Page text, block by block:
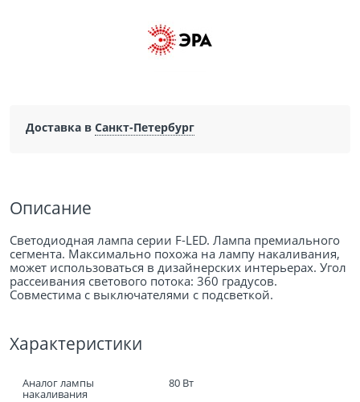
Доставка в Санкт-Петербург
Описание
Светодиодная лампа серии F-LED. Лампа премиального
сегмента. Максимально похожа на лампу накаливания,
может использоваться в дизайнерских интерьерах. Угол
рассеивания светового потока: 360 градусов.
Совместима с выключателями с подсветкой.
Характеристики
Аналог лампы
накаливания
80 Вт